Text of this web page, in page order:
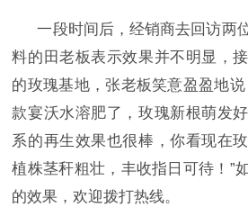
一段时间后，经销商去回访两
料的田老板表示效果并不明显，
的玫瑰基地，张老板笑意盈盈地
款宴沃水溶肥了，玫瑰新根萌发
系的再生效果也很棒，你看现在
植株茎秆粗壮，丰收指日可待！ ”
的效果，欢迎拨打热线。